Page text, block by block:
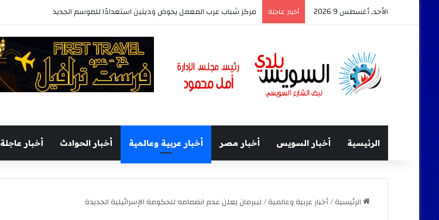
الأحد, أغسطس 9 2026 أخبار عاجلة مركز شباب عرب المعمل يخوض وديتين استعدادًا للموسم الجديد
الرئيسية أخبار السويس أخبار مصر أخبار عربية وعالمية أخبار الحوادث أخبار عاجلة
الرئيسية/أخبار عربية وعالمية/ليبرمان يعلن عدم انضمامه للحكومة الإسرائيلية الجديدة